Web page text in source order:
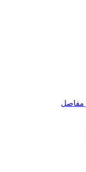
مفاصل